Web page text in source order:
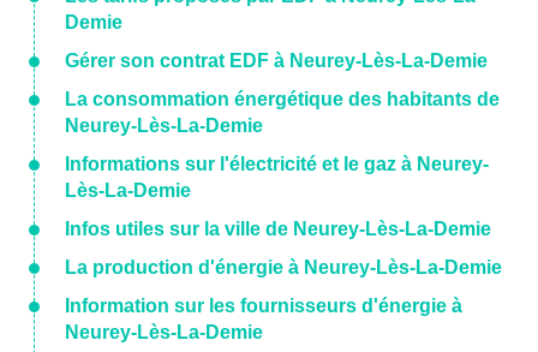
Demie
Gérer son contrat EDF à Neurey-Lès-La-Demie
La consommation énergétique des habitants de
Neurey-Lès-La-Demie
Informations sur l'électricité et le gaz à Neurey-
Lès-La-Demie
Infos utiles sur la ville de Neurey-Lès-La-Demie
La production d'énergie à Neurey-Lès-La-Demie
Information sur les fournisseurs d'énergie à
Neurey-Lès-La-Demie